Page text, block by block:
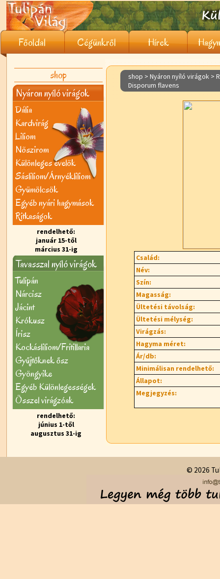
Főoldal Cégünkről Hírek
shop
Nyáron nyíló virágok
Dália
Kardvirág
Liliom
Nõszirom
Különleges évelõk
Sásliliom/Árnyékliliom
Gyümölcsök
Egyéb nyári hagymások
Ritkaságok
rendelhető:
január 15-től
március 31-ig
Tavasszal nyíló virágok
Tulipán
Nárcisz
Jácint
Krókusz
Írisz
Kockásliliom/Fritillaria
Gyűjtőknek ősz
Gyöngyike
Egyéb Különlegességek
Õsszel virágzóak
rendelhető:
június 1-től
augusztus 31-ig
shop > Nyáron nyíló virágok >
Disporum flavens
Család:
Név:
Szín:
Magasság:
Ültetési távolság:
Ültetési mélység:
Virágzás:
Hagyma méret:
Ár/db:
Minimálisan rendelhető:
Állapot:
Megjegyzés:
© 2026